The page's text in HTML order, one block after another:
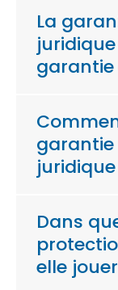
La
garantie
juridique
Dans
elle